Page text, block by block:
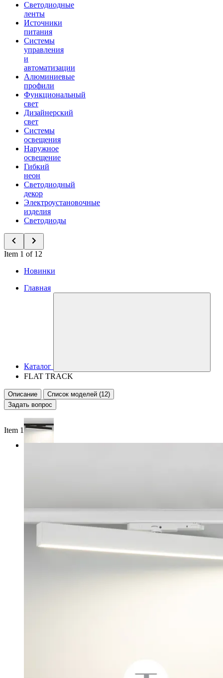
Светодиодные
ленты
Источники
питания
Системы
управления
и
автоматизации
Алюминиевые
профили
Функциональный
свет
Дизайнерский
свет
Системы
освещения
Наружное
освещение
Гибкий
неон
Светодиодный
декор
Электроустановочные
изделия
Светодиоды
Item 1 of 12
Новинки
Главная
Каталог
FLAT TRACK
Описание
Список моделей (12)
Задать вопрос
Item 1 of 2